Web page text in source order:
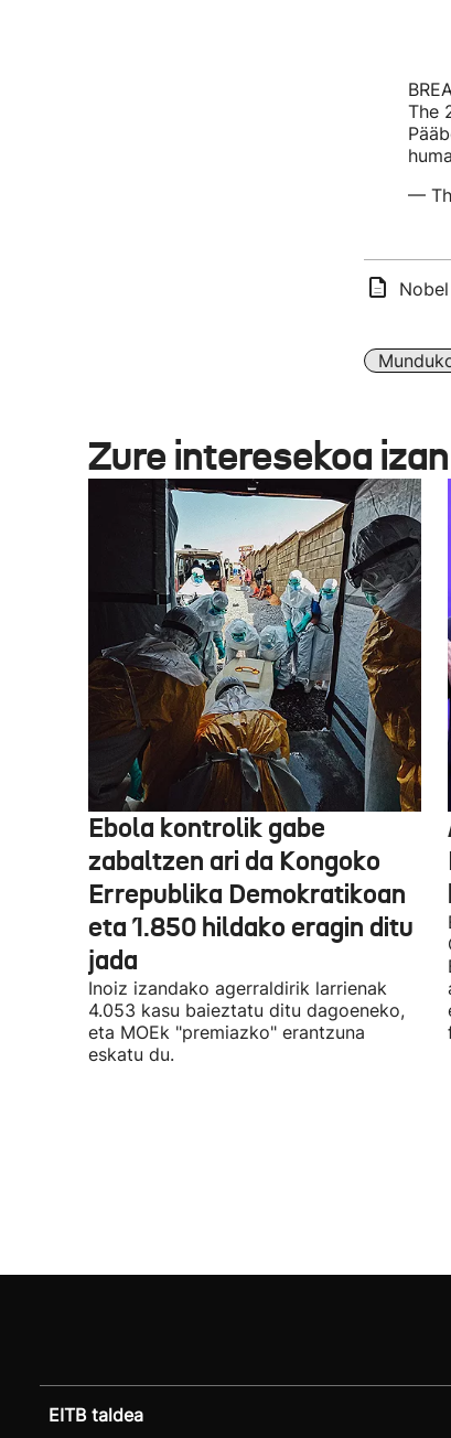
The
—
Zure interesekoa
Ebola kontrolik gabe
zabaltzen ari da Kongoko
Errepublika Demokratikoan
eta 1.850 hildako eragin ditu
jada
Inoiz izandako agerraldirik larrienak
4.053 kasu baieztatu ditu dagoeneko,
eta MOEk "premiazko" erantzuna
eskatu du.
EITB taldea